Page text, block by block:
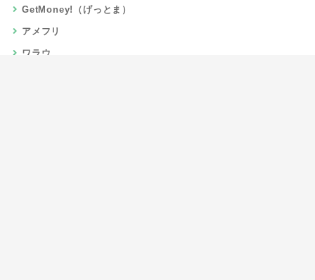
GetMoney!（げっとま）
アメフリ
ワラウ